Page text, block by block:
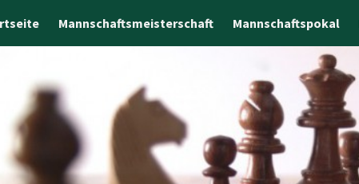
Mannschaftsmeisterschaft Mannschaftspokal